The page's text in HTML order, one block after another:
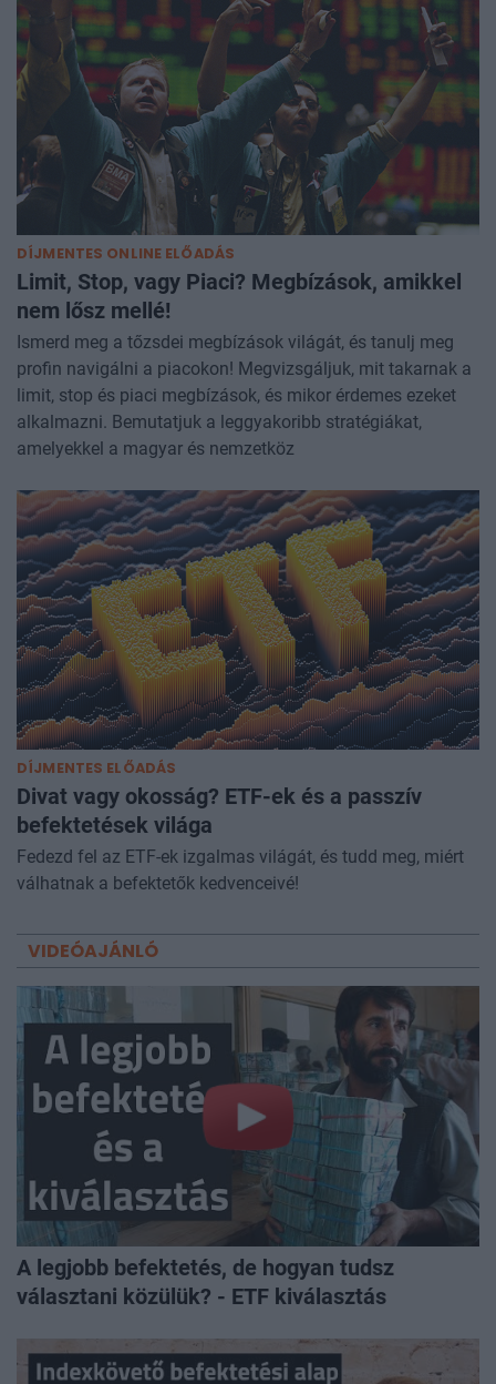
DÍJMENTES ONLINE ELŐADÁS
Limit, Stop, vagy Piaci? Megbízások, amikkel
nem lősz mellé!
Ismerd meg a tőzsdei megbízások világát, és tanulj meg
profin navigálni a piacokon! Megvizsgáljuk, mit takarnak a
limit, stop és piaci megbízások, és mikor érdemes ezeket
alkalmazni. Bemutatjuk a leggyakoribb stratégiákat,
amelyekkel a magyar és nemzetköz
DÍJMENTES ELŐADÁS
Divat vagy okosság? ETF-ek és a passzív
befektetések világa
Fedezd fel az ETF-ek izgalmas világát, és tudd meg, miért
válhatnak a befektetők kedvenceivé!
VIDEÓAJÁNLÓ
A legjobb befektetés, de hogyan tudsz
választani közülük? - ETF kiválasztás